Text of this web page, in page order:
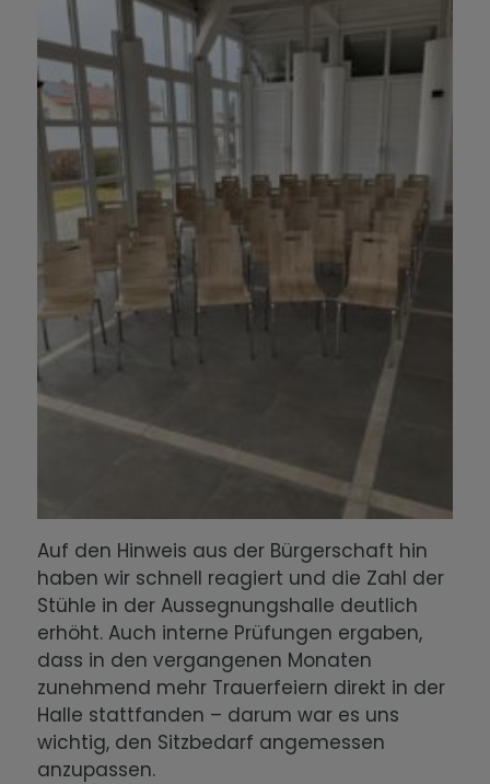
Auf den Hinweis aus der Bürgerschaft hin
haben wir schnell reagiert und die Zahl der
Stühle in der Aussegnungshalle deutlich
erhöht. Auch interne Prüfungen ergaben,
dass in den vergangenen Monaten
zunehmend mehr Trauerfeiern direkt in der
Halle stattfanden – darum war es uns
wichtig, den Sitzbedarf angemessen
anzupassen.